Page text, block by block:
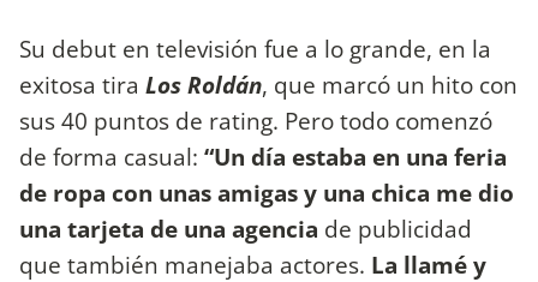
Su debut en televisión fue a lo grande, en la
exitosa tira Los Roldán, que marcó un hito con
sus 40 puntos de rating. Pero todo comenzó
de forma casual: “Un día estaba en una feria
de ropa con unas amigas y una chica me dio
una tarjeta de una agencia de publicidad
que también manejaba actores. La llamé y